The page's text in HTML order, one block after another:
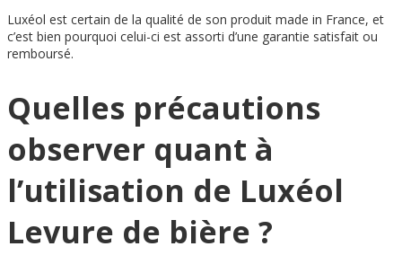
Luxéol est certain de la qualité de son produit made in France, et
c’est bien pourquoi celui-ci est assorti d’une garantie satisfait ou
remboursé.
Quelles précautions
observer quant à
l’utilisation de Luxéol
Levure de bière ?